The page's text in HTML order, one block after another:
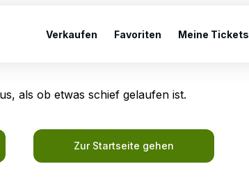
Verkaufen Favoriten Meine Tickets
als ob etwas schief gelaufen ist.
Zur Startseite gehen